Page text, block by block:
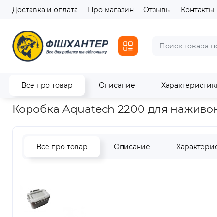
Доставка и оплата Про магазин Отзывы Контакты
Все про товар Описание
Главная Транспортировка и хранение Коробка
Коробка Aquatech 2200 для
Все про товар Описание